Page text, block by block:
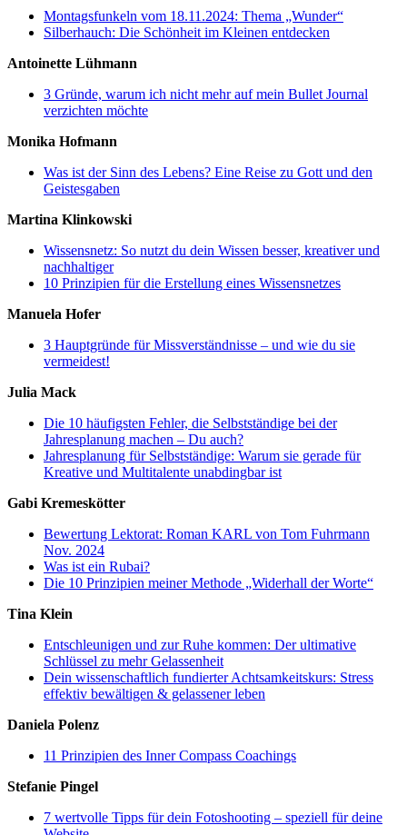
Montagsfunkeln vom 18.11.2024: Thema „Wunder“
Silberhauch: Die Schönheit im Kleinen entdecken
Antoinette Lühmann
3 Gründe, warum ich nicht mehr auf mein Bullet Journal
verzichten möchte
Monika Hofmann
Was ist der Sinn des Lebens? Eine Reise zu Gott und den
Geistesgaben
Martina Klinkowski
Wissensnetz: So nutzt du dein Wissen besser, kreativer und
nachhaltiger
10 Prinzipien für die Erstellung eines Wissensnetzes
Manuela Hofer
3 Hauptgründe für Missverständnisse – und wie du sie
vermeidest!
Julia Mack
Die 10 häufigsten Fehler, die Selbstständige bei der
Jahresplanung machen – Du auch?
Jahresplanung für Selbstständige: Warum sie gerade für
Kreative und Multitalente unabdingbar ist
Gabi Kremeskötter
Bewertung Lektorat: Roman KARL von Tom Fuhrmann
Nov. 2024
Was ist ein Rubai?
Die 10 Prinzipien meiner Methode „Widerhall der Worte“
Tina Klein
Entschleunigen und zur Ruhe kommen: Der ultimative
Schlüssel zu mehr Gelassenheit
Dein wissenschaftlich fundierter Achtsamkeitskurs: Stress
effektiv bewältigen & gelassener leben
Daniela Polenz
11 Prinzipien des Inner Compass Coachings
Stefanie Pingel
7 wertvolle Tipps für dein Fotoshooting – speziell für deine